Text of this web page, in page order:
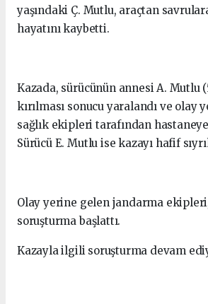
yaşındaki Ç. Mutlu, araçtan
hayatını kaybetti.
Kazada, sürücünün annesi A. Mutlu
kırılması sonucu yaralandı ve olay
sağlık ekipleri tarafından hastaneye
Sürücü E. Mutlu ise kazayı hafif
Olay yerine gelen jandarma
soruşturma başlattı.
Kazayla ilgili soruşturma devam